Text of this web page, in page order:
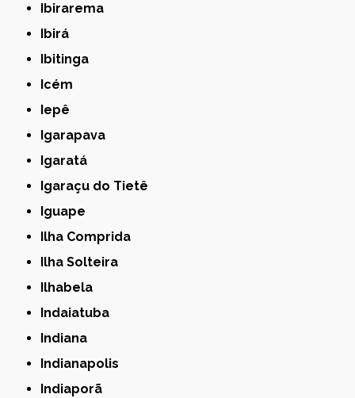
Ibirarema
Ibirá
Ibitinga
Icém
Iepê
Igarapava
Igaratá
Igaraçu do Tietê
Iguape
Ilha Comprida
Ilha Solteira
Ilhabela
Indaiatuba
Indiana
Indianapolis
Indiaporã